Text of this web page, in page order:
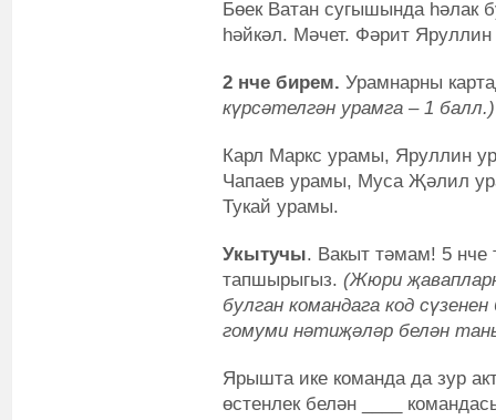
Бөек Ватан сугышында һәлак
һәйкәл. Мәчет. Фәрит
2 нче бирем. Урамнарны
күрсәтелгән урамга – 1 балл.)
Карл Маркс урамы, Яруллин
Чапаев урамы, Муса Җәлил
Тукай урамы.
Укытучы. Вакыт тәмам! 5
тапшырыгыз. (Жюри
булган командага код
гомуми нәтиҗәләр белән
Ярышта ике команда да зур
өстенлек белән ____